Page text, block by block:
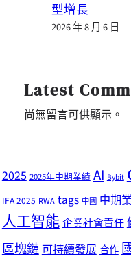
型增長
2026 年 8 月 6 日
Latest
尚無留言可供顯示。
2025 2025年中期業績 AI Bybit
IFA 2025 RWA tags 中國 中期
人工智能企業社會責任
區塊鏈可持續發展合作